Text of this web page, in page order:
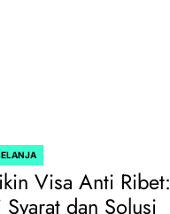
Visa Anti Ribet:
Syarat dan Solusi